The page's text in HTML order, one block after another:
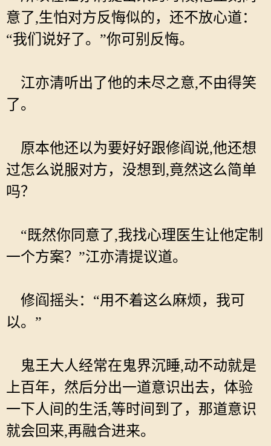
意了,生怕对方反悔似的，还不放心道：
“我们说好了。”你可别反悔。
江亦清听出了他的未尽之意,不由得笑
了。
原本他还以为要好好跟修阎说,他还想
过怎么说服对方，没想到,竟然这么简单
吗？
“既然你同意了,我找心理医生让他定制
一个方案？”江亦清提议道。
修阎摇头：“用不着这么麻烦，我可
以。”
鬼王大人经常在鬼界沉睡,动不动就是
上百年，然后分出一道意识出去，体验
一下人间的生活,等时间到了，那道意识
就会回来,再融合进来。